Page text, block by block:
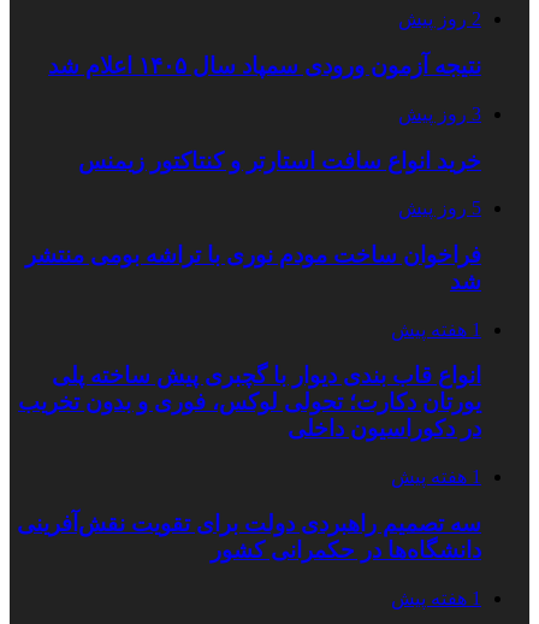
2 روز پیش
نتیجه آزمون ورودی سمپاد سال ۱۴۰۵ اعلام شد
3 روز پیش
خرید انواع سافت استارتر و کنتاکتور زیمنس
5 روز پیش
فراخوان ساخت مودم نوری با تراشه بومی منتشر
شد
1 هفته پیش
انواع قاب بندی دیوار با گچبری پیش ساخته پلی
یورتان دکارت؛ تحولی لوکس، فوری و بدون تخریب
در دکوراسیون داخلی
1 هفته پیش
سه تصمیم راهبردی دولت برای تقویت نقش‌آفرینی
دانشگاه‌ها در حکمرانی کشور
1 هفته پیش